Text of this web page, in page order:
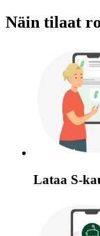
Näin tilaat
Lataa S-